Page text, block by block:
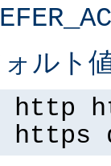
ルト
http